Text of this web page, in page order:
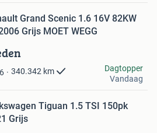
Grand Scenic 1.6 16V 82KW
Grijs MOET WEGG
340.342 km
Dagtopper
Vandaag
Tiguan 1.5 TSI 150pk
Grijs